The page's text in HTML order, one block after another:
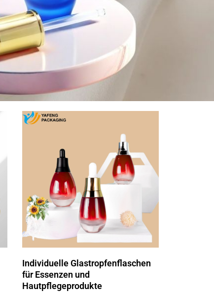
Individuelle Glastropfenflaschen
für Essenzen und
Hautpflegeprodukte